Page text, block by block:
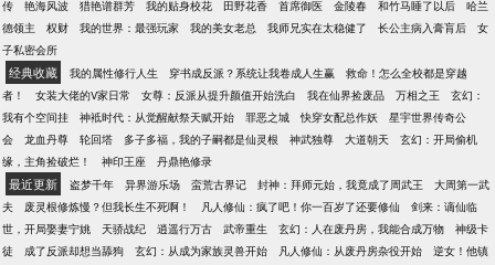
传
艳海风波 猎艳谱群芳 我的贴身校花 田野花香 首席御医 金陵春 和竹马睡了以后
哈兰
德领主
权财 我的世界：最强玩家 我的美女老总 我师兄实在太稳健了 长公主病入膏肓后
女
子私密会所
经典收藏 我的属性修行人生 穿书成反派？系统让我卷成人生赢
救命！怎么全校都是穿越
者！
女装大佬的V家日常 女尊：反派从提升颜值开始洗白 我在仙界捡废品 万相之王
玄幻：
我有个空间挂
神袛时代：从觉醒献祭天赋开始 罪恶之城 快穿女配总作妖
星宇世界传奇公
会
龙血丹尊 轮回塔 多子多福，我的子嗣都是仙灵根 神武独尊 大道朝天
玄幻：开局偷机
缘，主角捡破烂！
神印王座 丹鼎艳修录
最近更新 盗梦千年 异界游乐场 蛮荒古界记 封神：拜师元始，我竟成了周武王
大周第一武
夫
废灵根修炼慢？但我长生不死啊！ 凡人修仙：疯了吧！你一百岁了还要修仙
剑来：谪仙临
世，开局娶妻宁姚
天骄战纪 逍遥行万古 武帝重生 玄幻：人在废丹房，我能合成万物
神级卡
徒
成了反派却想当舔狗 玄幻：从成为家族灵兽开始 凡人修仙：从废丹房杂役开始
逆女！他镇